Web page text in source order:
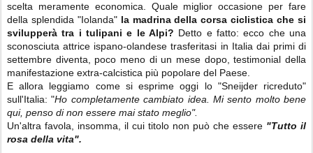
scelta meramente economica. Quale miglior occasione per fare
della splendida "Iolanda" la madrina della corsa ciclistica che si
svilupperà tra i tulipani e le Alpi? Detto e fatto: ecco che una
sconosciuta attrice ispano-olandese trasferitasi in Italia dai primi di
settembre diventa, poco meno di un mese dopo, testimonial della
manifestazione extra-calcistica più popolare del Paese.
E allora leggiamo come si esprime oggi lo "Sneijder ricreduto"
sull'Italia: "Ho completamente cambiato idea. Mi sento molto bene
qui, penso di non essere mai stato meglio".
Un'altra favola, insomma, il cui titolo non può che essere "Tutto il
rosa della vita".